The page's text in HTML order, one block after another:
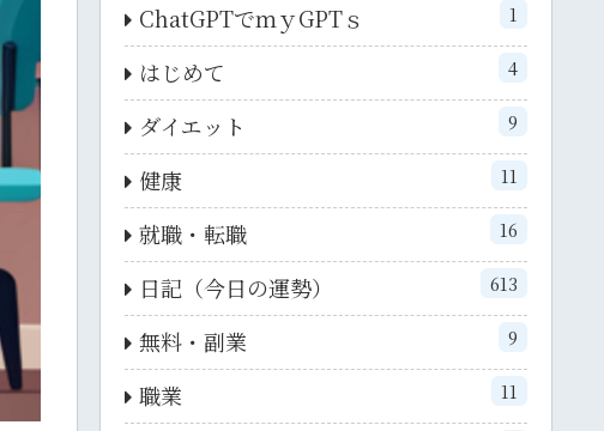
ChatGPTでｍｙGPTｓ 1
はじめて 4
ダイエット 9
健康 11
就職・転職 16
日記（今日の運勢） 613
無料・副業 9
職業 11